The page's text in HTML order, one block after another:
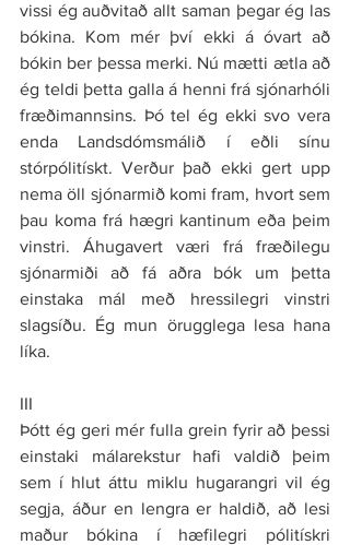
vissi ég auðvitað allt saman þegar ég las
bókina. Kom mér því ekki á óvart að
bókin ber þessa merki. Nú mætti ætla að
ég teldi þetta galla á henni frá sjónarhóli
fræðimannsins. Þó tel ég ekki svo vera
enda Landsdómsmálið í eðli sínu
stórpólitískt. Verður það ekki gert upp
nema öll sjónarmið komi fram, hvort sem
þau koma frá hægri kantinum eða þeim
vinstri. Áhugavert væri frá fræðilegu
sjónarmiði að fá aðra bók um þetta
einstaka mál með hressilegri vinstri
slagsíðu. Ég mun örugglega lesa hana
líka.
III
Þótt ég geri mér fulla grein fyrir að þessi
einstaki málarekstur hafi valdið þeim
sem í hlut áttu miklu hugarangri vil ég
segja, áður en lengra er haldið, að lesi
maður bókina í hæfilegri pólitískri